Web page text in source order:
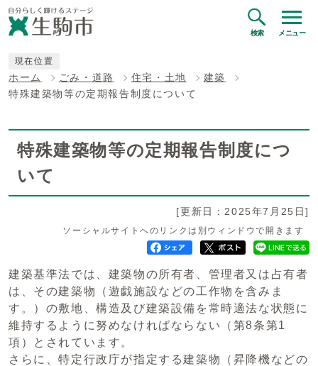
検索 メニュー
現在位置
ホーム ごみ・道路 住宅・土地
建築
特殊建築物等の定期報告制度について
特殊建築物等の定期報告制度につ
いて
[更新日：2025年7月25日]
ソーシャルサイトへのリンクは別ウィンドウで開きます
建築基準法では、建築物の所有者、管理者又は占有者
は、その建築物（遊戯施設などの工作物を含みま
す。）の敷地、構造及び建築設備を常時適法な状態に
維持するように努めなければならない（第8条第1
項）とされています。
さらに、特定行政庁が指定する建築物（昇降機などの